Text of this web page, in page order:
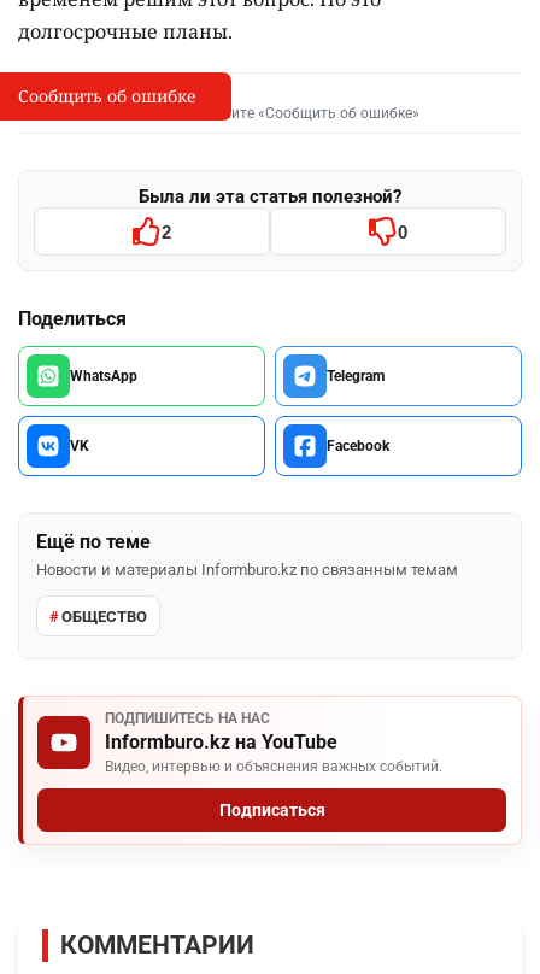
долгосрочные планы.
I
Сообщить об опечатке
Выделите фрагмент и нажмите «Сообщить об ошибке»
Была ли эта статья полезной?
2 0
Поделиться
WhatsApp Telegram
VK Facebook
Ещё по теме
Новости и материалы Informburo.kz по связанным темам
ОБЩЕСТВО
ПОДПИШИТЕСЬ НА НАС
Informburo.kz на YouTube
Видео, интервью и объяснения важных событий.
Подписаться
Сообщить об ошибке
КОММЕНТАРИИ